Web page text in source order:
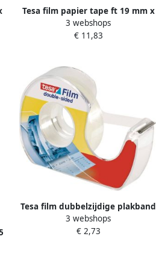
Tesa film papier tape ft 19 mm x
33 m transparant doos van 8
stuks
3 webshops
€ 11,83
Tesa film dubbelzijdige plakband
ft 12 mm x 7 5 m op blister met
dispenser
3 webshops
€ 2,73